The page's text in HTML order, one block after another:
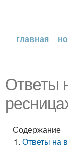
главная
Ответы
Содержание
Ответы на